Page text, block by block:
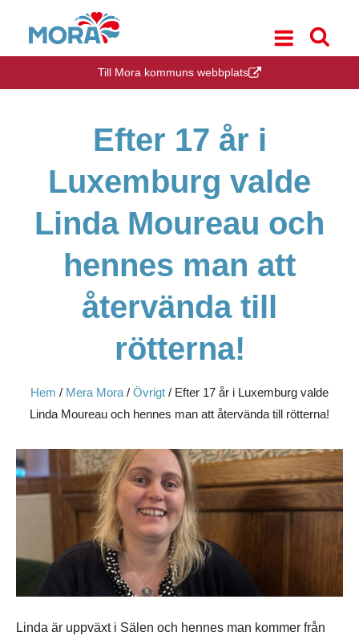
Till Mora kommuns webbplats
Efter 17 år i
Luxemburg valde
Linda Moureau och
hennes man att
återvända till
rötterna!
Hem / Mera Mora / Övrigt / Efter 17 år i Luxemburg valde
Linda Moureau och hennes man att återvända till rötterna!
Linda är uppväxt i Sälen och hennes man kommer från